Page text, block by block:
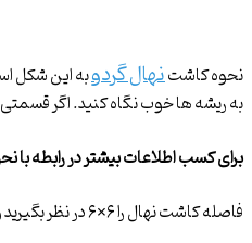
نحوه کاشتنهال گردوبه این شکل
به ریشه ها خوب نگاه کنید. اگر
برای کسب اطلاعات بیشتر در رابطه با
فاصله کاشت نهال را ۶×۶ در نظر بگیرید و عمق چاله ها رو ۶۰ سانت و عرض چاله ها رو ۶۰ سانت بزنید.